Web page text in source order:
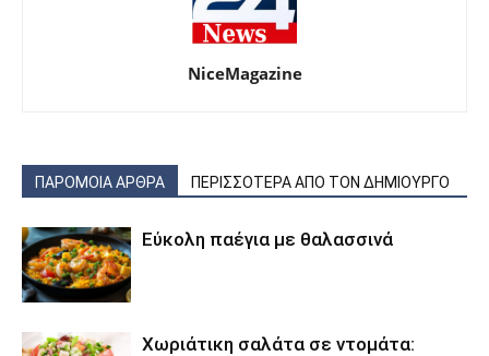
NiceMagazine
ΠΑΡΟΜΟΙΑ ΑΡΘΡΑ ΠΕΡΙΣΣΟΤΕΡΑ ΑΠΟ ΤΟΝ ΔΗΜΙΟΥΡΓΟ
Εύκολη παέγια με θαλασσινά
Χωριάτικη σαλάτα σε ντομάτα: